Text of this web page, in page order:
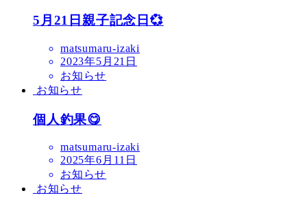
5月21日親子記念日💞
matsumaru-izaki
2023年5月21日
お知らせ
お知らせ
個人釣果😋
matsumaru-izaki
2025年6月11日
お知らせ
お知らせ